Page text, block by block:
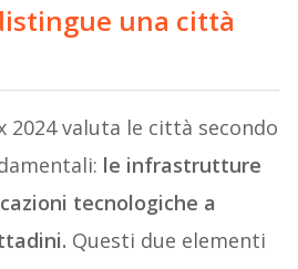
una città
2024 valuta le città secondo
le infrastrutture
tecnologiche a
Questi due elementi